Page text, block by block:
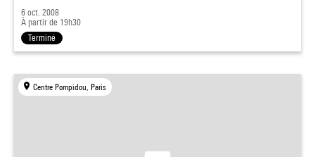
6 oct. 2008
À partir de 19h30
Terminé
Centre Pompidou, Paris